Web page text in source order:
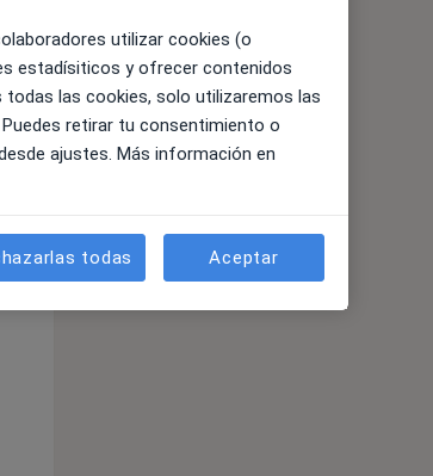
utilizar cookies (o
estadísiticos y ofrecer contenidos
todas las cookies, solo utilizaremos las
retirar tu consentimiento o
ajustes. Más información en
todas Aceptar